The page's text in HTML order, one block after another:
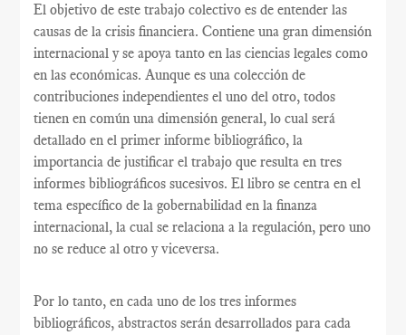
El objetivo de este trabajo colectivo es de entender las
causas de la crisis financiera. Contiene una gran dimensión
internacional y se apoya tanto en las ciencias legales como
en las económicas. Aunque es una colección de
contribuciones independientes el uno del otro, todos
tienen en común una dimensión general, lo cual será
detallado en el primer informe bibliográfico, la
importancia de justificar el trabajo que resulta en tres
informes bibliográficos sucesivos. El libro se centra en el
tema específico de la gobernabilidad en la finanza
internacional, la cual se relaciona a la regulación, pero uno
no se reduce al otro y viceversa.
Por lo tanto, en cada uno de los tres informes
bibliográficos, abstractos serán desarrollados para cada